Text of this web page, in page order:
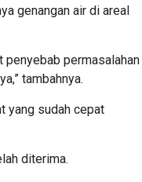
genangan air di areal
permasalahan
tambahnya.
yang sudah cepat
diterima.